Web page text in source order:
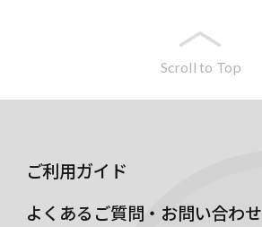
Scroll to Top
ご利用ガイド
よくあるご質問・お問い合わせ